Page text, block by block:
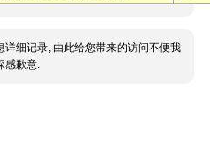
详细记录, 由此给您带来的访问不便我
感歉意.